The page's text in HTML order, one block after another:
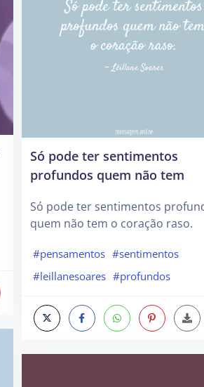
Só pode ter sentimentos
profundos quem não tem
Só pode ter sentimentos
quem não tem o coração raso.
#pensamentos #sentimentos
#leillanesoares #profundos